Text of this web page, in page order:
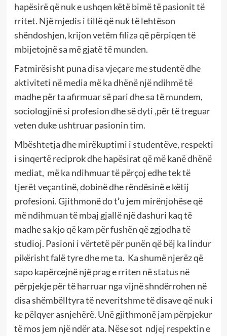
hapësirë që nuk e ushqen këtë bimë të pasionit të
rritet. Një mjedis i tillë që nuk të lehtëson
shëndoshjen, krijon vetëm filiza që përpiqen të
mbijetojnë sa më gjatë të munden.
Fatmirësisht puna disa vjeçare me studentë dhe
aktiviteti në media më ka dhënë një ndihmë të
madhe për ta afirmuar së pari dhe sa të mundem,
sociologjinë si profesion dhe së dyti ,për të treguar
veten duke ushtruar pasionin tim.
Mbështetja dhe mirëkuptimi i studentëve, respekti
i sinqertë reciprok dhe hapësirat që më kanë dhënë
mediat, më ka ndihmuar të përçoj edhe tek të
tjerët veçantinë, dobinë dhe rëndësinë e këtij
profesioni. Gjithmonë do t’u jem mirënjohëse që
më ndihmuan të mbaj gjallë një dashuri kaq të
madhe sa kjo që kam për fushën që zgjodha të
studioj. Pasioni i vërtetë për punën që bëj ka lindur
pikërisht falë tyre dhe me ta. Ka shumë njerëz që
sapo kapërcejnë një prag e rriten në status në
përpjekje për të harruar nga vijnë shndërrohen në
disa shëmbëlltyra të neveritshme të disave që nuk i
ke pëlqyer asnjehërë. Unë gjithmonë jam përpjekur
të mos jem një ndër ata. Nëse sot ndjej respektin e